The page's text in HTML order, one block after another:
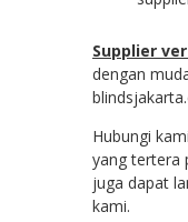
Supplier
dengan
Hubungi
yang tertera
juga dapat
kami.